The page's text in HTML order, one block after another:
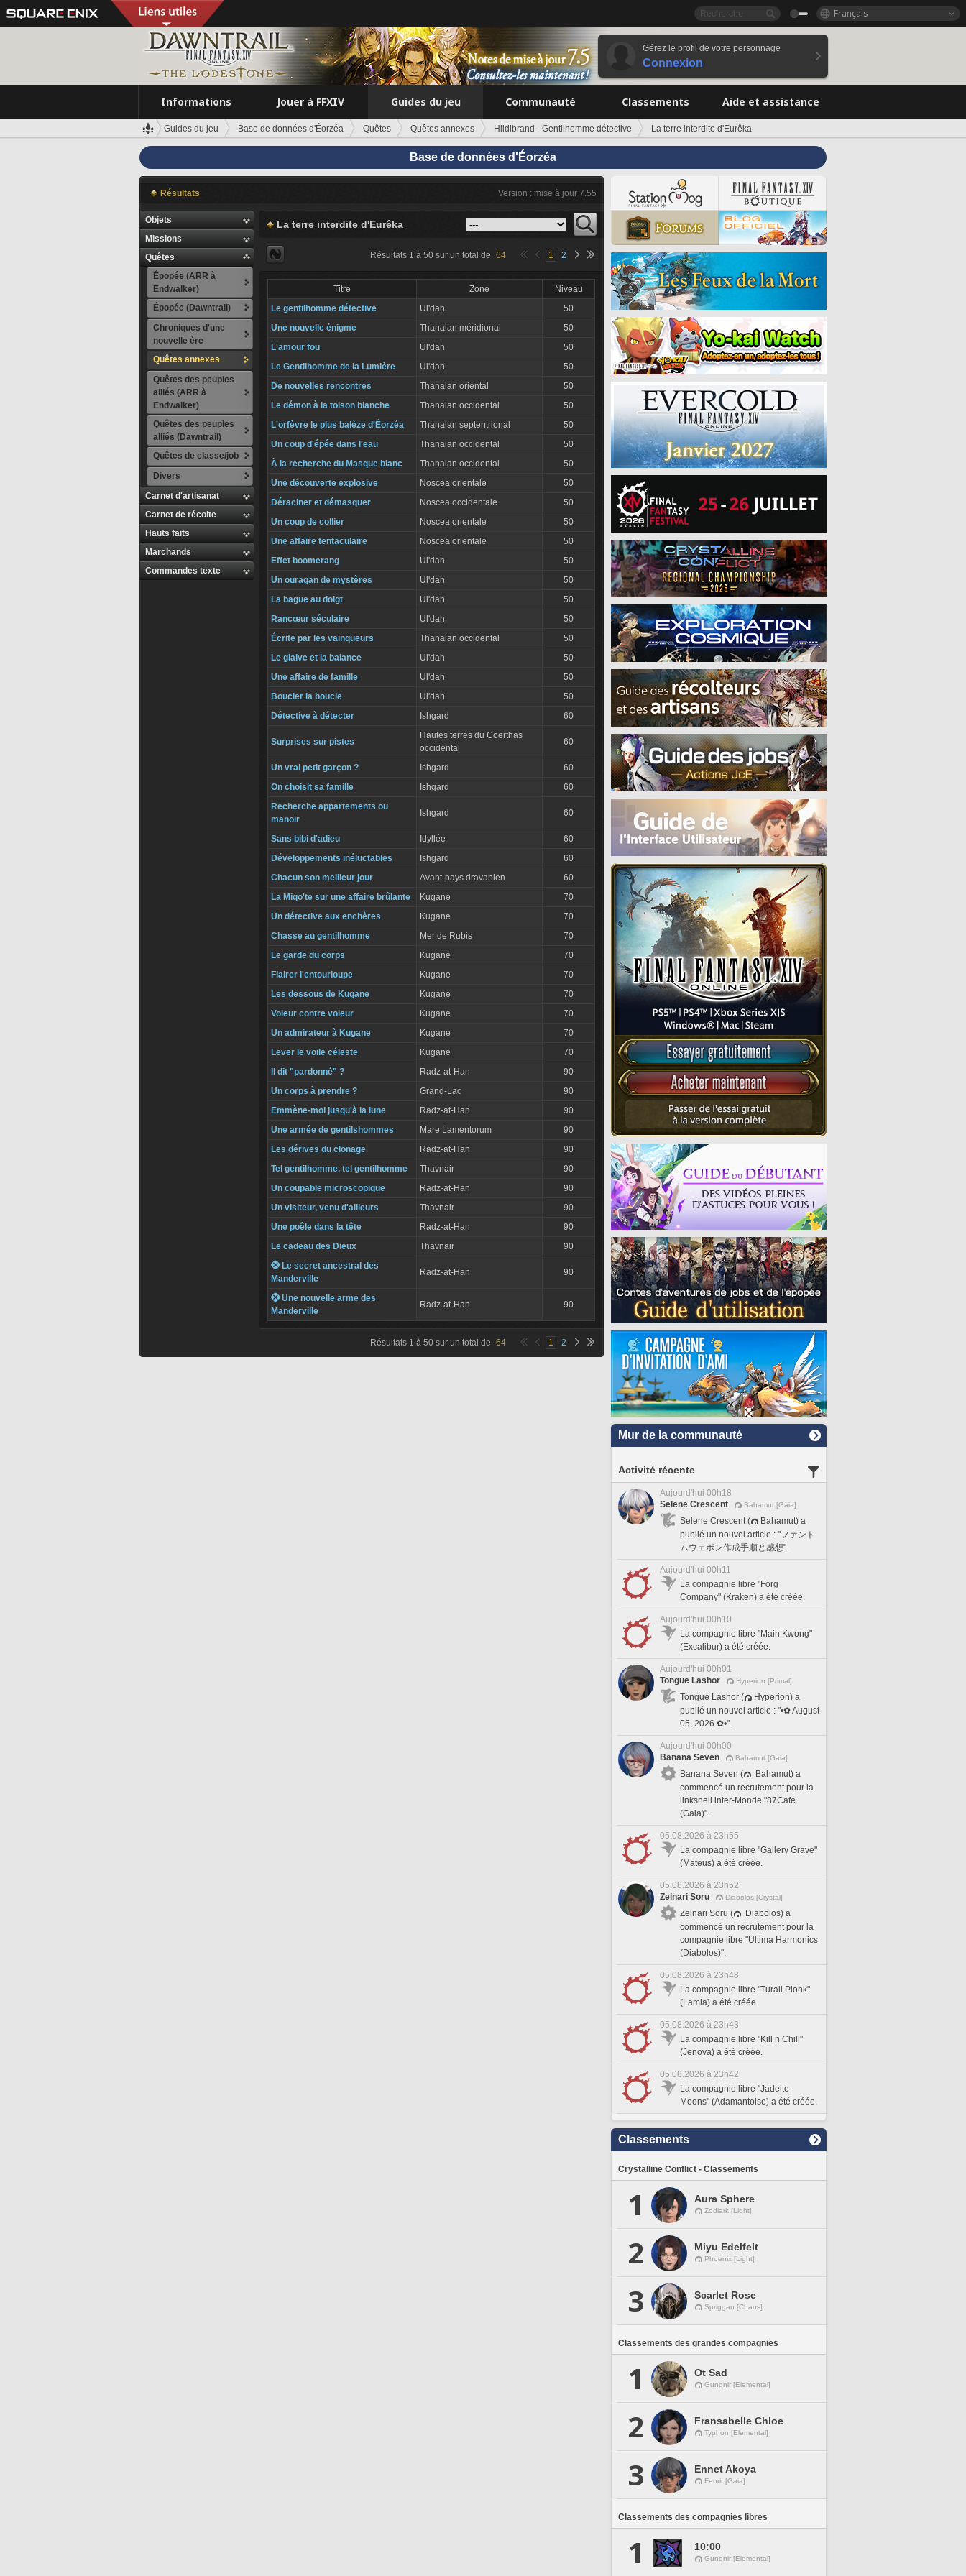
Français
Gérez le profil de votre personnage
Connexion
Informations Jouer à FFXIV Guides du jeu Communauté Classements Aide et assistance
Guides du jeu Base de données d'Éorzéa Quêtes Quêtes annexes Hildibrand - Gentilhomme détective La terre interdite d'Eurêka
Base de données d'Éorzéa
Résultats Version : mise à jour 7.55
Objets
Missions
Quêtes
Épopée (ARR à
Endwalker)
Épopée (Dawntrail)
Chroniques d'une
nouvelle ère
Quêtes annexes
Quêtes des peuples
alliés (ARR à
Endwalker)
Quêtes des peuples
alliés (Dawntrail)
Quêtes de classe/job
Divers
Carnet d'artisanat
Carnet de récolte
Hauts faits
Marchands
Commandes texte
La terre interdite d'Eurêka
Résultats 1 à 50 sur un total de 64 1 2
Titre Zone
Niveau
Le gentilhomme détective
Ul'dah
50
Une nouvelle énigme
Thanalan méridional
50
L'amour fou
Ul'dah
50
Le Gentilhomme de la Lumière
Ul'dah
50
De nouvelles rencontres
Thanalan oriental
50
Le démon à la toison blanche
Thanalan occidental
50
L'orfèvre le plus balèze d'Éorzéa
Thanalan septentrional
50
Un coup d'épée dans l'eau
Thanalan occidental
50
À la recherche du Masque blanc
Thanalan occidental
50
Une découverte explosive
Noscea orientale
50
Déraciner et démasquer
Noscea occidentale
50
Un coup de collier
Noscea orientale
50
Une affaire tentaculaire
Noscea orientale
50
Effet boomerang
Ul'dah
50
Un ouragan de mystères
Ul'dah
50
La bague au doigt
Ul'dah
50
Rancœur séculaire
Ul'dah
50
Écrite par les vainqueurs
Thanalan occidental
50
Le glaive et la balance
Ul'dah
50
Une affaire de famille
Ul'dah
50
Boucler la boucle
Ul'dah
50
Détective à détecter
Ishgard 60
Surprises sur pistes
Hautes terres du Coerthas
occidental
60
Un vrai petit garçon ? Ishgard
60
On choisit sa famille
Ishgard
60
Recherche appartements ou
manoir
Ishgard 60
Sans bibi d'adieu Idyllée
60
Développements inéluctables
Ishgard
60
Chacun son meilleur jour
Avant-pays dravanien
60
La Miqo'te sur une affaire brûlante
Kugane
70
Un détective aux enchères
Kugane
70
Chasse au gentilhomme
Mer de Rubis
70
Le garde du corps
Kugane
70
Flairer l'entourloupe
Kugane
70
Les dessous de Kugane
Kugane
70
Voleur contre voleur
Kugane
70
Un admirateur à Kugane
Kugane
70
Lever le voile céleste
Kugane
70
Il dit "pardonné" ?
Radz-at-Han
90
Un corps à prendre ?
Grand-Lac
90
Emmène-moi jusqu'à la lune
Radz-at-Han
90
Une armée de gentilshommes
Mare Lamentorum
90
Les dérives du clonage
Radz-at-Han
90
Tel gentilhomme, tel gentilhomme
Thavnair
90
Un coupable microscopique
Radz-at-Han
90
Un visiteur, venu d'ailleurs
Thavnair
90
Une poêle dans la tête
Radz-at-Han
90
Le cadeau des Dieux
Thavnair
90
 Le secret ancestral des
Manderville
Radz-at-Han 90
 Une nouvelle arme des
Manderville
Radz-at-Han 90
Résultats 1 à 50 sur un total de 64 1 2
Mur de la communauté
Activité récente
Aujourd'hui 00h18
Selene Crescent
Bahamut [Gaia]
Selene Crescent (
Bahamut) a
publié un nouvel article : "ファント
ムウェポン作成手順と感想".
Aujourd'hui 00h11
La compagnie libre "Forg
Company" (Kraken) a été créée.
Aujourd'hui 00h10
La compagnie libre "Main Kwong"
(Excalibur) a été créée.
Aujourd'hui 00h01
Tongue Lashor
Hyperion [Primal]
Tongue Lashor (
Hyperion) a
publié un nouvel article : "•✿ August
05, 2026 ✿•".
Aujourd'hui 00h00
Banana Seven
Bahamut [Gaia]
Banana Seven (
Bahamut) a
commencé un recrutement pour la
linkshell inter-Monde "87Cafe
(Gaia)".
05.08.2026 à 23h55
La compagnie libre "Gallery Grave"
(Mateus) a été créée.
05.08.2026 à 23h52
Zelnari Soru
Diabolos [Crystal]
Zelnari Soru (
Diabolos) a
commencé un recrutement pour la
compagnie libre "Ultima Harmonics
(Diabolos)".
05.08.2026 à 23h48
La compagnie libre "Turali Plonk"
(Lamia) a été créée.
05.08.2026 à 23h43
La compagnie libre "Kill n Chill"
(Jenova) a été créée.
05.08.2026 à 23h42
La compagnie libre "Jadeite
Moons" (Adamantoise) a été créée.
Classements
Crystalline Conflict - Classements
1 Aura Sphere
Zodiark [Light]
2 Miyu Edelfelt
Phoenix [Light]
3 Scarlet Rose
Spriggan [Chaos]
Classements des grandes compagnies
1 Ot Sad
Gungnir [Elemental]
2 Fransabelle Chloe
Typhon [Elemental]
3 Ennet Akoya
Fenrir [Gaia]
Classements des compagnies libres
1 10:00
Gungnir [Elemental]